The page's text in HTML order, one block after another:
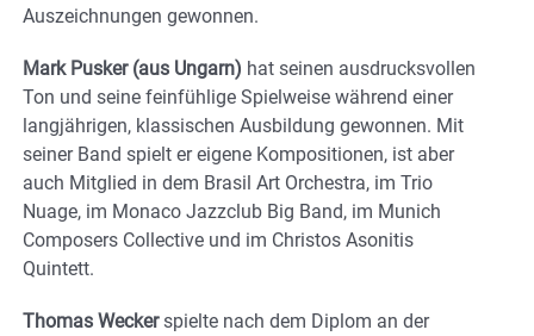
Auszeichnungen gewonnen.
Mark Pusker (aus Ungarn) hat seinen ausdrucksvollen
Ton und seine feinfühlige Spielweise während einer
langjährigen, klassischen Ausbildung gewonnen. Mit
seiner Band spielt er eigene Kompositionen, ist aber
auch Mitglied in dem Brasil Art Orchestra, im Trio
Nuage, im Monaco Jazzclub Big Band, im Munich
Composers Collective und im Christos Asonitis
Quintett.
Thomas Weckerspielte nach dem Diplom an der